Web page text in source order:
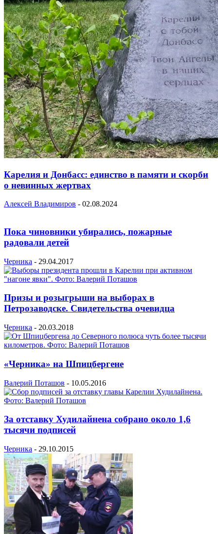
Карелия и Донбасс: единство в памяти и скорби
о невинных жертвах
Алексей Владимиров - 02.08.2024
Пока чиновники убирались, пожарные
радовали детей
Черника - 29.04.2017
Призы и розыгрыши на выборах в
Петрозаводске. Свидетельства очевидца
Черника - 20.03.2018
«Черника» на Шпицбергене
Валерий Поташов - 10.05.2016
За отставку Худилайнена собрано около 1,6
тысячи подписей
Черника - 29.10.2015